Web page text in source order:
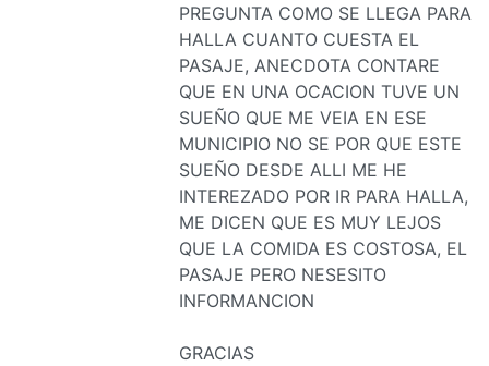
PREGUNTA COMO SE LLEGA PARA
HALLA CUANTO CUESTA EL
PASAJE, ANECDOTA CONTARE
QUE EN UNA OCACION TUVE UN
SUEÑO QUE ME VEIA EN ESE
MUNICIPIO NO SE POR QUE ESTE
SUEÑO DESDE ALLI ME HE
INTEREZADO POR IR PARA HALLA,
ME DICEN QUE ES MUY LEJOS
QUE LA COMIDA ES COSTOSA, EL
PASAJE PERO NESESITO
INFORMANCION
GRACIAS